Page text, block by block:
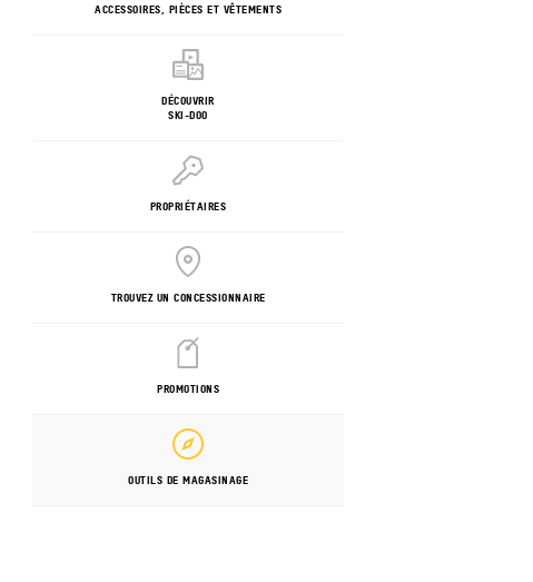
ACCESSOIRES, PIÈCES ET VÊTEMENTS
DÉCOUVRIR
SKI-DOO
PROPRIÉTAIRES
TROUVEZ UN CONCESSIONNAIRE
PROMOTIONS
OUTILS DE MAGASINAGE